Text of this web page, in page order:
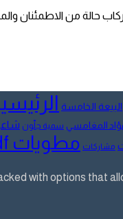
حالة من الاطمئنان
البيعة الخامسة
المغامسي سمية جلّون
مشاركات مطويات pdf
with options that